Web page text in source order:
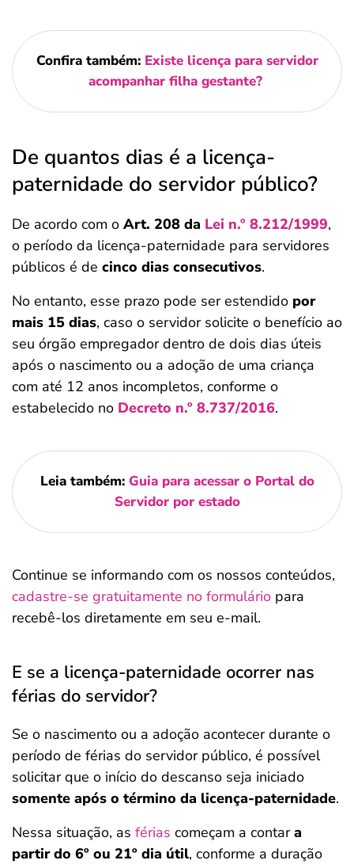
Confira também: Existe licença para servidor
acompanhar filha gestante?
De quantos dias é a licença-
paternidade do servidor público?
De acordo com o Art. 208 da Lei n.º 8.212/1999,
o período da licença-paternidade para servidores
públicos é de cinco dias consecutivos.
No entanto, esse prazo pode ser estendido por
mais 15 dias, caso o servidor solicite o benefício ao
seu órgão empregador dentro de dois dias úteis
após o nascimento ou a adoção de uma criança
com até 12 anos incompletos, conforme o
estabelecido no Decreto n.º 8.737/2016.
Leia também: Guia para acessar o Portal do
Servidor por estado
Continue se informando com os nossos conteúdos,
cadastre-se gratuitamente no formulário para
recebê-los diretamente em seu e-mail.
E se a licença-paternidade ocorrer nas
férias do servidor?
Se o nascimento ou a adoção acontecer durante o
período de férias do servidor público, é possível
solicitar que o início do descanso seja iniciado
somente após o término da licença-paternidade.
Nessa situação, as férias começam a contara
partir do 6º ou 21º dia útil, conforme a duração